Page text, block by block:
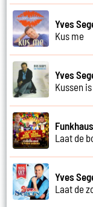
Yves
Kus me
Yves
Kussen
Laat de
Yves
Laat de